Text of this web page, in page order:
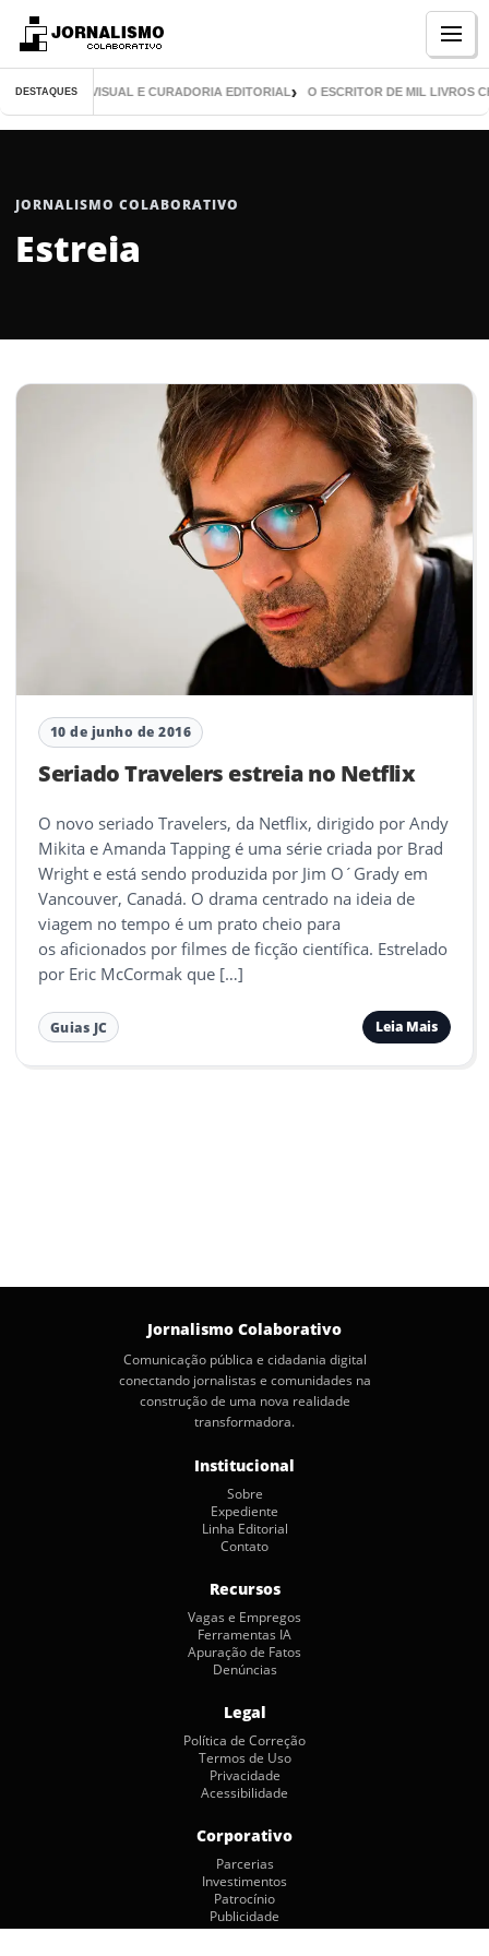
DESTAQUES VISUAL E CURADORIA EDITORIAL O ESCRITOR DE MIL LIVROS
JORNALISMO COLABORATIVO
Estreia
10 de junho de 2016
Seriado Travelers estreia no Netflix
O novo seriado Travelers, da Netflix, dirigido por Andy
Mikita e Amanda Tapping é uma série criada por Brad
Wright e está sendo produzida por Jim O´Grady em
Vancouver, Canadá. O drama centrado na ideia de
viagem no tempo é um prato cheio para
os aficionados por filmes de ficção científica. Estrelado
por Eric McCormak que […]
Guias JC Leia Mais
Jornalismo Colaborativo
Comunicação pública e cidadania digital
conectando jornalistas e comunidades na
construção de uma nova realidade
transformadora.
Institucional
Sobre
Expediente
Linha Editorial
Contato
Recursos
Vagas e Empregos
Ferramentas IA
Apuração de Fatos
Denúncias
Legal
Política de Correção
Termos de Uso
Privacidade
Acessibilidade
Corporativo
Parcerias
Investimentos
Patrocínio
Publicidade